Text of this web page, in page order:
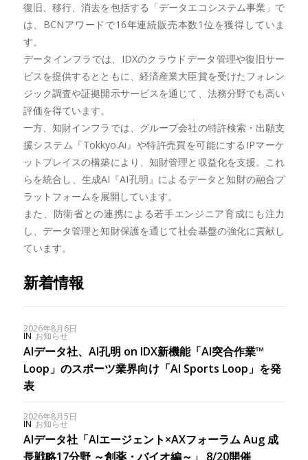
復旧、移行、消去を包括する「データエコシステム事業」で
は、BCNアワードで16年連続販売本数1位を獲得していま
す。
データインフラでは、IDXのクラウドデータ管理や復旧サー
ビスを提供するとともに、経済産業大臣賞を受けたフォレン
ジック調査や証拠開示サービスを通じて、法務分野でも高い
評価を得ています。
一方、知財インフラでは、グループ会社の特許検索・出願支
援システム『Tokkyo.Ai』や特許売買を可能にするIPマーケ
ットプレイスの構築により、知財管理と収益化を支援。これ
らを統合し、生成AI『AI孔明』によるデータと知財の融合プ
ラットフォームを展開しています。
また、防衛省との連携による若手エンジニア育成にも注力
し、データ管理と知財保護を通じて社会基盤の強化に貢献し
ています。
新着情報
2026年8月6日
IN お知らせ
AIデータ社、AI孔明 on IDX新機能「AI突合作業™︎
Loop」のスポーツ業界向け「AI Sports Loop」を発
表
2026年8月5日
IN お知らせ
AIデータ社「AIエージェント×AXフォーラム Aug 成
長戦略17分野 ～創薬・バイオ編～」 8/20開催